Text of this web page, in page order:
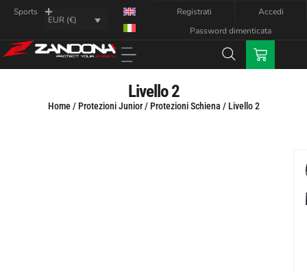
Sports
EUR (€)
Registrati
Accedi
Password dimenticata
Livello 2
Home/ Protezioni Junior/ Protezioni Schiena / Livello 2